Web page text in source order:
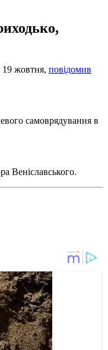
19 жовтня, повідомив
самоврядування в
Веніславського.